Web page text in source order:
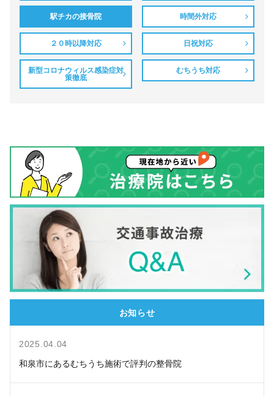
駅チカの接骨院 時間外対応
２０時以降対応 日祝対応
新型コロナウィルス感染症対
策徹底
むちうち対応
お知らせ
2025.04.04
和泉市にあるむちうち施術で評判の整骨院